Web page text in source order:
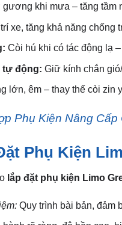
gương khi mưa – tăng tầm
xe, tăng khả năng chống
Còi hú khi có tác động lạ
tự động: Giữ kính chắn
lớn, êm – thay thế còi zin
Phụ Kiện Nâng
Phụ Kiện
lắp đặt phụ kiện Limo
Quy trình bài bản, đảm